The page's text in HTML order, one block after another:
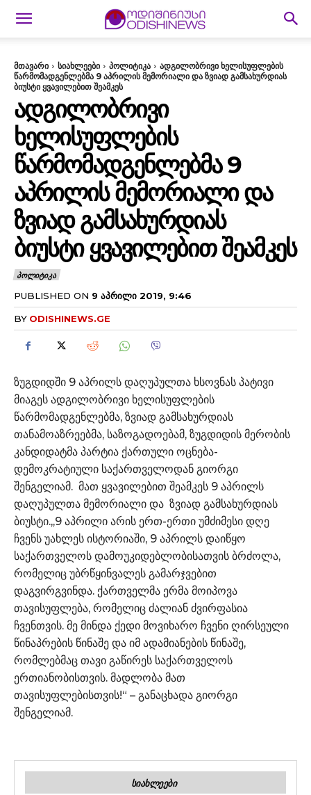
მთავარი სიახლეები პოლიტიკა
ადგილობრივი ხელისუფლების
წარმომადგენლებმა 9 აპრილის მემორიალი და ზვიად გამსახურდიას
ბიუსტი ყვავილებით შეამკეს
ᲐᲓᲒᲘᲚᲝᲑᲠᲘᲕᲘ
ᲮᲔᲚᲘᲡᲣᲤᲚᲔᲑᲘᲡ
ᲬᲐᲠᲛᲝᲛᲐᲓᲒᲔᲜᲚᲔᲑᲛᲐ 9
ᲐᲞᲠᲘᲚᲘᲡ ᲛᲔᲛᲝᲠᲘᲐᲚᲘ ᲓᲐ
ᲖᲕᲘᲐᲓ ᲒᲐᲛᲡᲐᲮᲣᲠᲓᲘᲐᲡ
ᲑᲘᲣᲡᲢᲘ ᲧᲕᲐᲕᲘᲚᲔᲑᲘᲗ ᲨᲔᲐᲛᲙᲔᲡ
ᲞᲝᲚᲘᲢᲘᲙᲐ
PUBLISHED ON 9 ᲐᲞᲠᲘᲚᲘ 2019, 9:46
BY ODISHINEWS.GE
ზუგდიდში 9 აპრილს დაღუპულთა ხსოვნას პატივი
მიაგეს ადგილობრივი ხელისუფლების
წარმომადგენლებმა, ზვიად გამსახურდიას
თანამოაზრეებმა, საზოგადოებამ, ზუგდიდის მერობის
კანდიდატმა პარტია ქართული ოცნება-
დემოკრატიული საქართველოდან გიორგი
შენგელიამ. მათ ყვავილებით შეამკეს 9 აპრილს
დაღუპულთა მემორიალი და ზვიად გამსახურდიას
ბიუსტი.,,9 აპრილი არის ერთ-ერთი უმძიმესი დღე
ჩვენს უახლეს ისტორიაში, 9 აპრილს დაიწყო
საქართველოს დამოუკიდებლობისათვის ბრძოლა,
რომელიც უბრწყინვალეს გამარჯვებით
დაგვირგვინდა. ქართველმა ერმა მოიპოვა
თავისუფლება, რომელიც ძალიან ძვირფასია
ჩვენთვის. მე მინდა ქედი მოვიხარო ჩვენი ღირსეული
წინაპრების წინაშე და იმ ადამიანების წინაშე,
რომლებმაც თავი გაწირეს საქართველოს
ერთიანობისთვის. მადლობა მათ
თავისუფლებისთვის!“ – განაცხადა გიორგი
შენგელიამ.
ᲡᲘᲐᲮᲚᲔᲔᲑᲘ